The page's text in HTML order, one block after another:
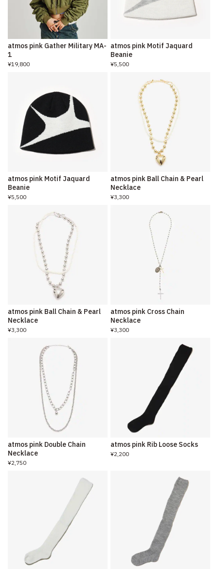
atmos pink Gather Military MA-
1
¥19,800
atmos pink Motif Jaquard
Beanie
¥5,500
atmos pink Motif Jaquard
Beanie
¥5,500
atmos pink Ball Chain & Pearl
Necklace
¥3,300
atmos pink Ball Chain & Pearl
Necklace
¥3,300
atmos pink Cross Chain
Necklace
¥3,300
atmos pink Double Chain
Necklace
¥2,750
atmos pink Rib Loose Socks
¥2,200